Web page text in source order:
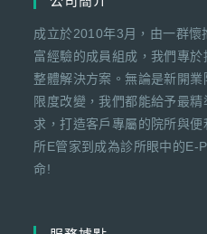
成立於2010年3月，由一群懷
富經驗的成員組成，我們專
整體解決方案。無論是新開
限度改變，我們都能給予最
求，打造客戶專屬的院所與
所E管家到成為診所眼中的E-
命!